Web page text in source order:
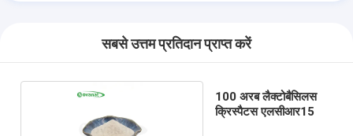
सबसे उत्तम प्रतिदान प्राप्त करें
100 अरब लैक्टोबैसिलस
क्रिस्पैटस एलसीआर15